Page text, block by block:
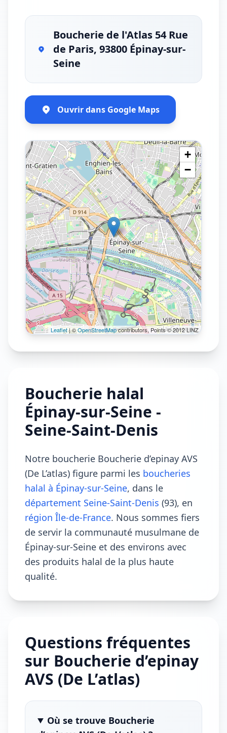
Boucherie de l'Atlas 54 Rue
de Paris, 93800 Épinay-sur-
Seine
Ouvrir dans Google Maps
+
−
Leaflet| ©OpenStreetMapcontributors, Points © 2012 LINZ
Boucherie halal
Épinay-sur-Seine -
Seine-Saint-Denis
Notre boucherie Boucherie d’epinay AVS
(De L’atlas) figure parmi les boucheries
halal à Épinay-sur-Seine, dans le
département Seine-Saint-Denis (93), en
région Île-de-France. Nous sommes fiers
de servir la communauté musulmane de
Épinay-sur-Seine et des environs avec
des produits halal de la plus haute
qualité.
Questions fréquentes
sur Boucherie d’epinay
AVS (De L’atlas)
Où se trouve Boucherie